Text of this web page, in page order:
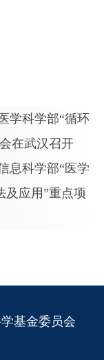
学科学部“循环
在武汉召开
息科学部“医学
及应用”重点项
基金委员会